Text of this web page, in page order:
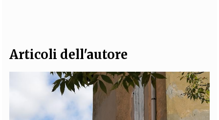
SOCIAL MEDIA
Articoli dell'autore